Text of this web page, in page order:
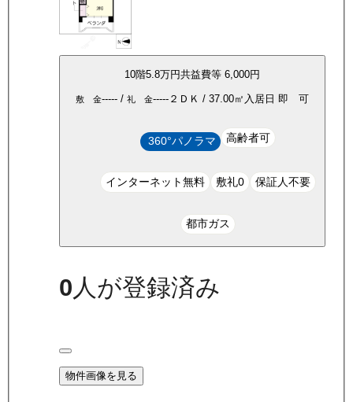
10階5.8万円共益費等 6,000円
敷 金----- / 礼 金----- ２ＤＫ / 37.00㎡ 入居日 即 可
360°パノラマ 高齢者可
インターネット無料 敷礼0 保証人不要
都市ガス
0人が登録済み
物件画像を見る